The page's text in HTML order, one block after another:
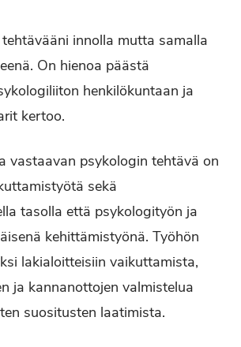
innolla mutta samalla
On hienoa päästä
henkilökuntaan ja
kertoo.
vastaavan psykologin tehtävä on
sekä
tasolla että psykologityön ja
kehittämistyönä. Työhön
lakialoitteisiin vaikuttamista,
ja kannanottojen valmistelua
suositusten laatimista.